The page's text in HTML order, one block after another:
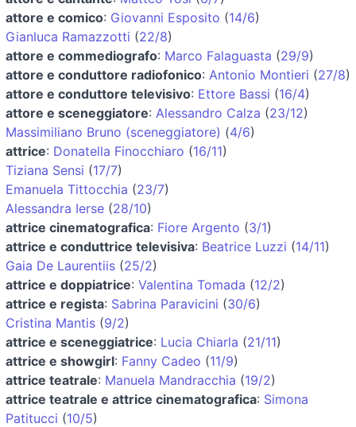
attore e comico: Giovanni Esposito (14/6)
Gianluca Ramazzotti (22/8)
attore e commediografo: Marco Falaguasta (29/9)
attore e conduttore radiofonico: Antonio Montieri (27/8)
attore e conduttore televisivo: Ettore Bassi (16/4)
attore e sceneggiatore: Alessandro Calza (23/12)
Massimiliano Bruno (sceneggiatore) (4/6)
attrice: Donatella Finocchiaro (16/11)
Tiziana Sensi (17/7)
Emanuela Tittocchia (23/7)
Alessandra Ierse (28/10)
attrice cinematografica: Fiore Argento (3/1)
attrice e conduttrice televisiva: Beatrice Luzzi (14/11)
Gaia De Laurentiis (25/2)
attrice e doppiatrice: Valentina Tomada (12/2)
attrice e regista: Sabrina Paravicini (30/6)
Cristina Mantis (9/2)
attrice e sceneggiatrice: Lucia Chiarla (21/11)
attrice e showgirl: Fanny Cadeo (11/9)
attrice teatrale: Manuela Mandracchia (19/2)
attrice teatrale e attrice cinematografica: Simona
Patitucci (10/5)